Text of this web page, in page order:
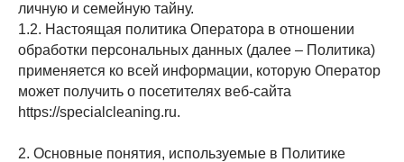
личную и семейную тайну.
1.2. Настоящая политика Оператора в отношении
обработки персональных данных (далее – Политика)
применяется ко всей информации, которую Оператор
может получить о посетителях веб-сайта
https://specialcleaning.ru.
2. Основные понятия, используемые в Политике